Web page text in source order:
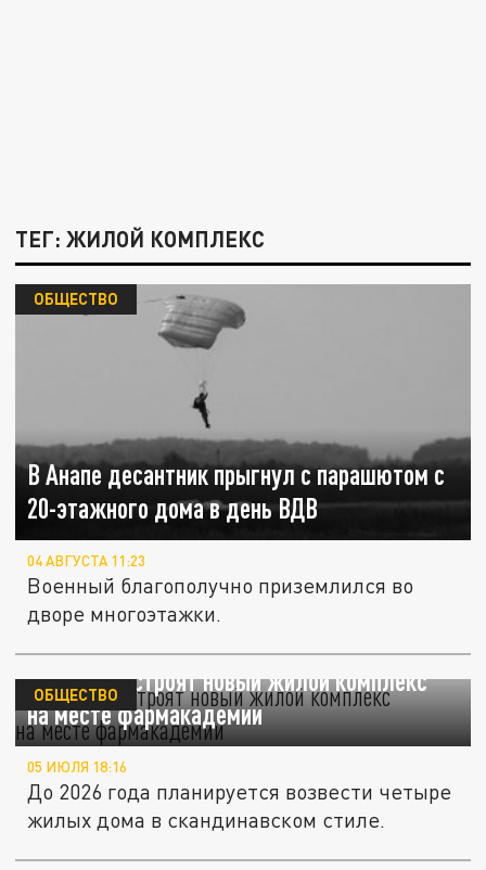
ТЕГ: ЖИЛОЙ КОМПЛЕКС
В Анапе десантник прыгнул с парашютом с
20-этажного дома в день ВДВ
ОБЩЕСТВО
04 АВГУСТА 11:23
Военный благополучно приземлился во
дворе многоэтажки.
В Перми построят новый жилой комплекс
на месте фармакадемии
ОБЩЕСТВО
05 ИЮЛЯ 18:16
До 2026 года планируется возвести четыре
жилых дома в скандинавском стиле.